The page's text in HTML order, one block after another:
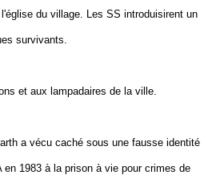
du village. Les SS introduisirent un
survivants.
et aux lampadaires de la ville.
a vécu caché sous une fausse identité
1983 à la prison à vie pour crimes de